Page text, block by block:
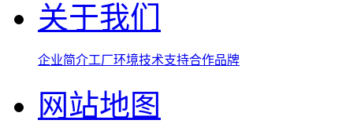
关于我们
企业简介工厂环境技术支持合作品牌
网站地图